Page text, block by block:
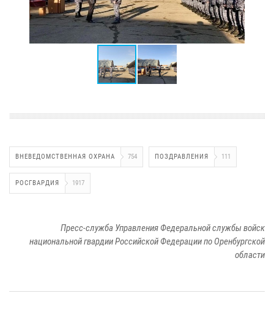
ВНЕВЕДОМСТВЕННАЯ ОХРАНА 754 ПОЗДРАВЛЕНИЯ 111
РОСГВАРДИЯ 1917
Пресс-служба Управления Федеральной службы войск
национальной гвардии Российской Федерации по Оренбургской
области